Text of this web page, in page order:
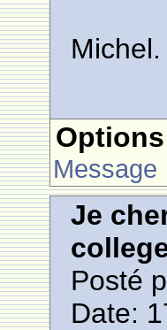
Michel.
Message
Je
Posté
Date: